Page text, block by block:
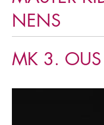
NENS
MK 3.